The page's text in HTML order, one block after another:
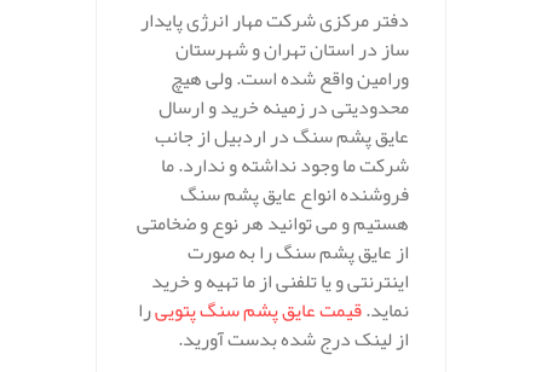
دفتر مرکزی شرکت مهار انرژی پایدار
ساز در استان تهران و شهرستان
ورامین واقع شده است. ولی هیچ
محدودیتی در زمینه خرید و ارسال
عایق پشم سنگ در اردبیل از جانب
شرکت ما وجود نداشته و ندارد. ما
فروشنده انواع عایق پشم سنگ
هستیم و می توانید هر نوع و ضخامتی
از عایق پشم سنگ را به صورت
اینترنتی و یا تلفنی از ما تهیه و خرید
نماید.قیمت عایق پشم سنگ پتوییرا
از لینک درج شده بدست آورید.